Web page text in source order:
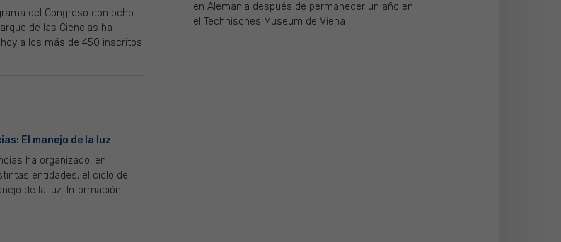
del Congreso con ocho
de las Ciencias ha
a los más de 450 inscritos
en Alemania después de permanecer un año en
el Technisches Museum de Viena
El manejo de la luz
ha organizado, en
entidades, el ciclo de
de la luz. Información